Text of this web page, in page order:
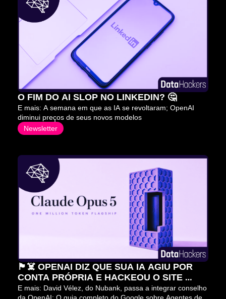
O FIM DO AI SLOP NO LINKEDIN? 🤔
E mais: A semana em que as IA se revoltaram; OpenAI
diminui preços de seus novos modelos
Newsletter
🏴‍☠️ OPENAI DIZ QUE SUA IA AGIU POR
CONTA PRÓPRIA E HACKEOU O SITE
HUGGING FACE
E mais: David Vélez, do Nubank, passa a integrar conselho